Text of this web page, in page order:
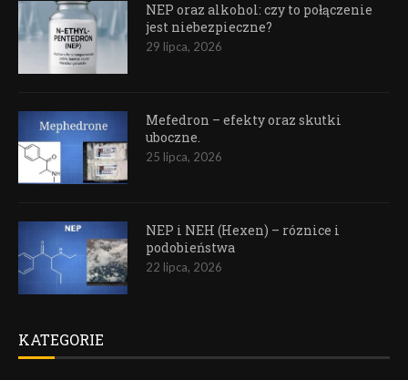
NEP oraz alkohol: czy to połączenie
jest niebezpieczne?
29 lipca, 2026
Mefedron – efekty oraz skutki
uboczne.
25 lipca, 2026
NEP i NEH (Hexen) – róznice i
podobieństwa
22 lipca, 2026
KATEGORIE